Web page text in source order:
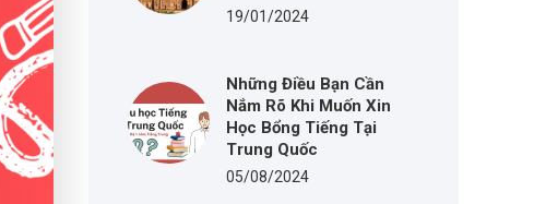
19/01/2024
Những Điều Bạn Cần
Nắm Rõ Khi Muốn Xin
Học Bổng Tiếng Tại
Trung Quốc
05/08/2024